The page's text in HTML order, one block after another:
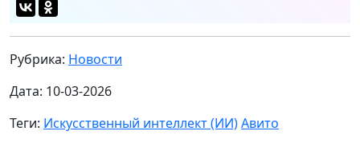
Рубрика: Новости
Дата: 10-03-2026
Теги: Искусственный интеллект (ИИ)Авито